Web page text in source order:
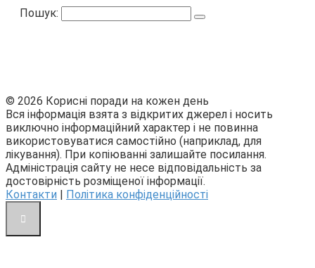
Пошук:
© 2026 Корисні поради на кожен день
Вся інформація взята з відкритих джерел і носить
виключно інформаційний характер і не повинна
використовуватися самостійно (наприклад, для
лікування). При копіюванні залишайте посилання.
Адміністрація сайту не несе відповідальність за
достовірність розміщеної інформації.
Контакти
Політика конфіденційності